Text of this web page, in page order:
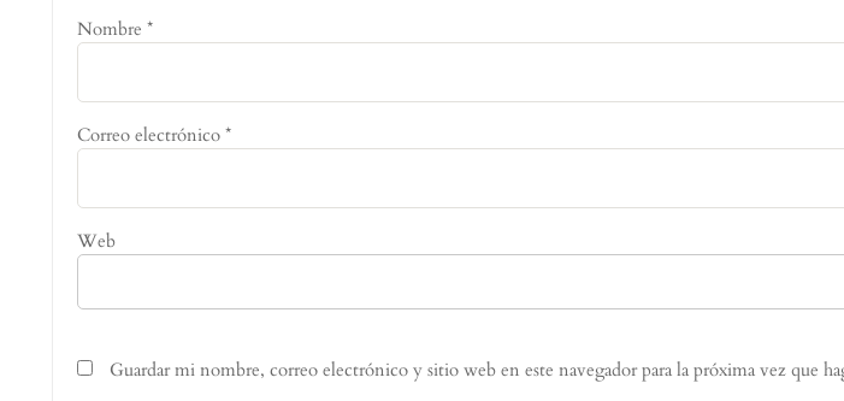
Nombre *
Correo electrónico *
Web
Guardar mi nombre, correo electrónico y sitio web en este navegador para la próxima vez que